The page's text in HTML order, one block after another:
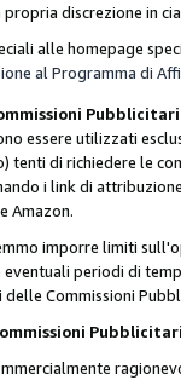
discrezione in
alle homepage
al Programma di
essere utilizzati
tenti di richiedere le
i link di
Amazon.
imporre limiti
eventuali periodi di
delle Commissioni